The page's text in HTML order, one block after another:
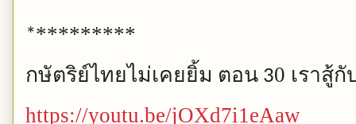
**********
กษัตริย์ไทยไม่เคยยิ้ม ตอน 30 เราสู้กั
https://youtu.be/jOXd7i1eAaw